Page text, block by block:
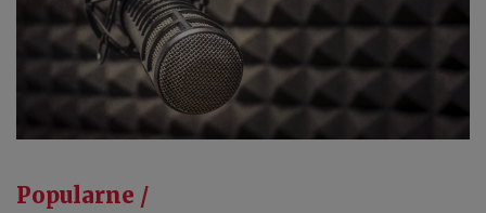
Popularne /